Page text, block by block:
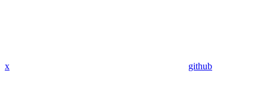
x github